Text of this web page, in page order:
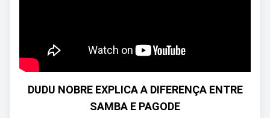
DUDU NOBRE EXPLICA A DIFERENÇA ENTRE
SAMBA E PAGODE